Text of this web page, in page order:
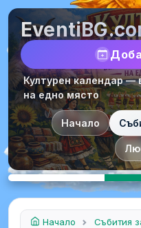
Културен календар —
на едно място
Начало
Начало
Събития